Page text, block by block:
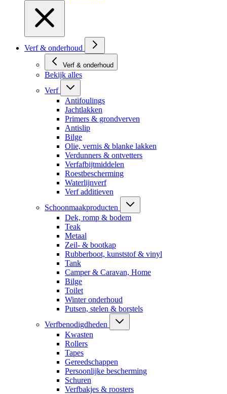
Verf & onderhoud
Verf & onderhoud
Bekijk alles
Verf
Antifoulings
Jachtlakken
Primers & grondverven
Antislip
Bilge
Olie, vernis & blanke lakken
Verdunners & ontvetters
Verfafbijtmiddelen
Roestbescherming
Waterlijnverf
Verf additieven
Schoonmaakproducten
Dek, romp & bodem
Teak
Metaal
Zeil- & bootkap
Rubberboot, kunststof & vinyl
Tank
Camper & Caravan, Home
Bilge
Toilet
Winter onderhoud
Putsen, stelen & borstels
Verfbenodigdheden
Kwasten
Rollers
Tapes
Gereedschappen
Persoonlijke bescherming
Schuren
Verfbakjes & roosters